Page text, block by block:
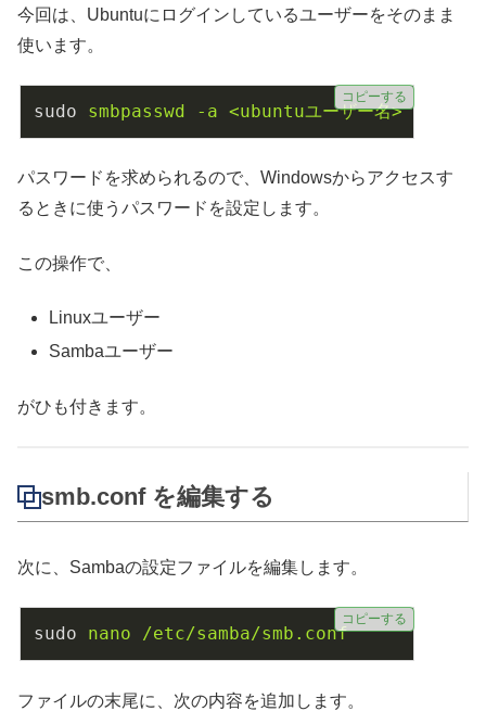
今回は、Ubuntuにログインしているユーザーをそのまま
使います。
sudo smbpasswd -a <ubuntuユーザー名>
コピーする
パスワードを求められるので、Windowsからアクセスす
るときに使うパスワードを設定します。
この操作で、
Linuxユーザー
Sambaユーザー
がひも付きます。
smb.conf を編集する
次に、Sambaの設定ファイルを編集します。
sudo nano /etc/samba/smb.conf
コピーする
ファイルの末尾に、次の内容を追加します。